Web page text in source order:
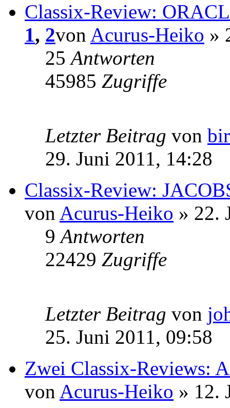
Classix-Review:
1, 2von Acurus-Heiko »
25Antworten
45985 Zugriffe
Letzter Beitrag von
29. Juni 2011, 14:28
Classix-Review:
von Acurus-Heiko » 22.
9Antworten
22429 Zugriffe
Letzter Beitrag von
25. Juni 2011, 09:58
Zwei Classix-Reviews:
von Acurus-Heiko » 12.